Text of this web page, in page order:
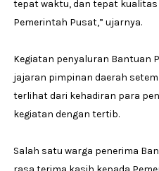
tepat waktu, dan tepat
Pemerintah Pusat,” ujarnya.
Kegiatan penyaluran Bantuan
jajaran pimpinan daerah
terlihat dari kehadiran para
kegiatan dengan tertib.
Salah satu warga penerima